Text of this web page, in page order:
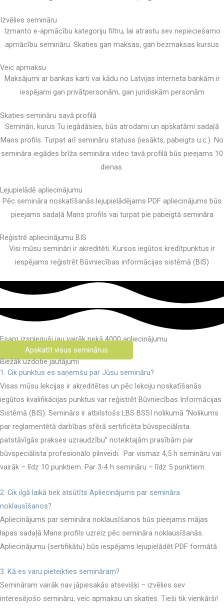
Izvēlies semināru
Izmanto e-apmācību kategoriju filtru, lai atrastu sev nepieciešamo
apmācību semināru. Skaties gan maksas, gan bezmaksas kursus
Veic apmaksu
Maksājumi ar bankas karti vai kādu no Latvijas interneta bankām ir
iespējami gan privātpersonām, gan juridiskām personām
Skaties semināru savā profilā
Semināri, kurus Tu iegādāsies, būs atrodami un apskatāmi sadaļā
Mans profils. Turpat arī semināru statuss (iesākts, pabeigts u.c.). No
semināra iegādes brīža semināra video tavā profilā būs pieejams 10
dienas.
Lejupielādē apliecinājumu
Pēc semināra noskatīšanās lejupielādējams PDF apliecinājums būs
pieejams sadaļā Mans profils vai turpat pie pabeigtā semināra
Reģistrē apliecinājumu BIS
Visi mūsu semināri ir akreditēti. Kursos iegūtos kredītpunktus ir
iespējams reģistrēt Būvniecības informācijas sistēmā (BIS)
Esam izsnieguši jau vairāk nekā 4000 apliecinājumu
Apskatīt visus seminārus
Biežāk uzdotie jautājumi
1. Cik punktus es saņemšu par Jūsu semināru?
Visas mūsu lekcijas ir akreditētas un pēc lekciju noskatīšanās
iegūtos kvalifikācijas punktus var reģistrēt Būvniecības Informācijas
Sistēmā (BIS). Seminārs ir atbilstošs LBS BSSI nolikumā “Nolikums
par reglamentētā darbības sfērā sertificēta būvspeciālista
patstāvīgās prakses uzraudzību” noteiktajām prasībām par
būvspeciālista profesionālo pilnveidi. Par vismaz 4,5 h semināru vai
vairāk – līdz 10 punktiem. Par 3-4 h semināru – līdz 5 punktiem.
2. Cik ilgā laikā tiek atsūtīts Apliecinājums par semināra
noklausīšanos?
Apliecinājums par semināra noklausīšanos būs pieejams mājas
lapas sadaļā Mans profils uzreiz pēc semināra noklausīšanās.
Apliecinājumu (sertifikātu) būs iespējams lejupielādēt PDF formātā
3. Kā es varu pieteikties semināram?
Semināram vairāk nav jāpiesakās atsevišķi – izvēlies sev
interesējošo semināru, veic apmaksu un skaties. Tieši tik vienkārši!